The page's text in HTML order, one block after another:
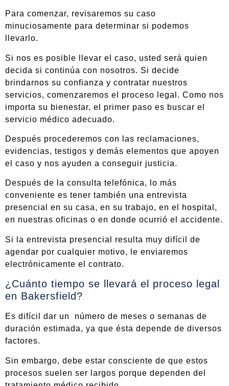
Para comenzar, revisaremos su caso
minuciosamente para determinar si podemos
llevarlo.
Si nos es posible llevar el caso, usted será quien
decida si continúa con nosotros. Si decide
brindarnos su confianza y contratar nuestros
servicios, comenzaremos el proceso legal. Como nos
importa su bienestar, el primer paso es buscar el
servicio médico adecuado.
Después procederemos con las reclamaciones,
evidencias, testigos y demás elementos que apoyen
el caso y nos ayuden a conseguir justicia.
Después de la consulta telefónica, lo más
conveniente es tener también una entrevista
presencial en su casa, en su trabajo, en el hospital,
en nuestras oficinas o en donde ocurrió el accidente.
Si la entrevista presencial resulta muy difícil de
agendar por cualquier motivo, le enviaremos
electrónicamente el contrato.
¿Cuánto tiempo se llevará el proceso legal
en Bakersfield?
Es difícil dar un número de meses o semanas de
duración estimada, ya que ésta depende de diversos
factores.
Sin embargo, debe estar consciente de que estos
procesos suelen ser largos porque dependen del